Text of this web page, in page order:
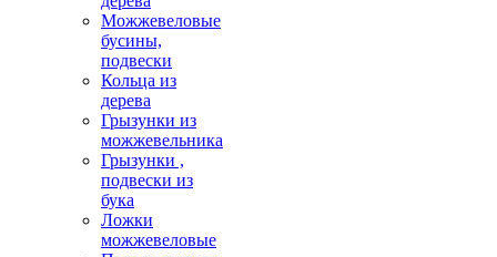
Можжевеловые
бусины,
подвески
Кольца из
дерева
Грызунки из
можжевельника
Грызунки ,
подвески из
бука
Ложки
можжевеловые